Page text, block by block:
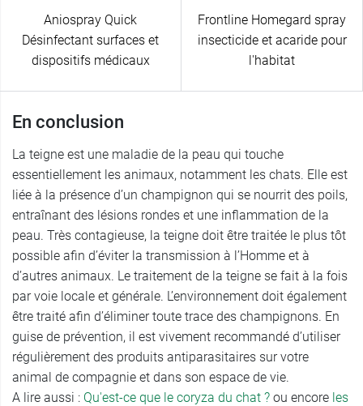
Aniospray Quick
Désinfectant surfaces et
dispositifs médicaux
Frontline Homegard spray
insecticide et acaride pour
l'habitat
En conclusion
La teigne est une maladie de la peau qui touche
essentiellement les animaux, notamment les chats. Elle est
liée à la présence d’un champignon qui se nourrit des poils,
entraînant des lésions rondes et une inflammation de la
peau. Très contagieuse, la teigne doit être traitée le plus tôt
possible afin d’éviter la transmission à l’Homme et à
d’autres animaux. Le traitement de la teigne se fait à la fois
par voie locale et générale. L’environnement doit également
être traité afin d’éliminer toute trace des champignons. En
guise de prévention, il est vivement recommandé d’utiliser
régulièrement des produits antiparasitaires sur votre
animal de compagnie et dans son espace de vie.
A lire aussi : Qu'est-ce que le coryza du chat ? ou encore les